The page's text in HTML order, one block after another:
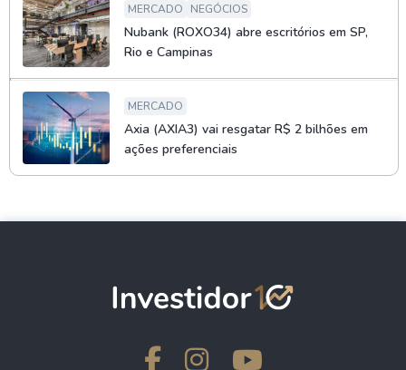
MERCADO NEGÓCIOS
Nubank (ROXO34) abre escritórios em SP,
Rio e Campinas
MERCADO
Axia (AXIA3) vai resgatar R$ 2 bilhões em
ações preferenciais